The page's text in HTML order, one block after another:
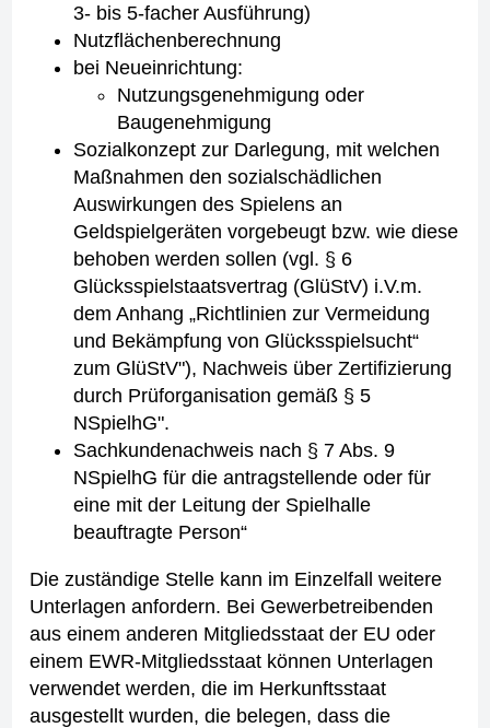
3- bis 5-facher Ausführung)
Nutzflächenberechnung
bei Neueinrichtung:
Nutzungsgenehmigung oder
Baugenehmigung
Sozialkonzept zur Darlegung, mit welchen
Maßnahmen den sozialschädlichen
Auswirkungen des Spielens an
Geldspielgeräten vorgebeugt bzw. wie diese
behoben werden sollen (vgl. § 6
Glücksspielstaatsvertrag (GlüStV) i.V.m.
dem Anhang „Richtlinien zur Vermeidung
und Bekämpfung von Glücksspielsucht“
zum GlüStV"), Nachweis über Zertifizierung
durch Prüforganisation gemäß § 5
NSpielhG".
Sachkundenachweis nach § 7 Abs. 9
NSpielhG für die antragstellende oder für
eine mit der Leitung der Spielhalle
beauftragte Person“
Die zuständige Stelle kann im Einzelfall weitere
Unterlagen anfordern. Bei Gewerbetreibenden
aus einem anderen Mitgliedsstaat der EU oder
einem EWR-Mitgliedsstaat können Unterlagen
verwendet werden, die im Herkunftsstaat
ausgestellt wurden, die belegen, dass die